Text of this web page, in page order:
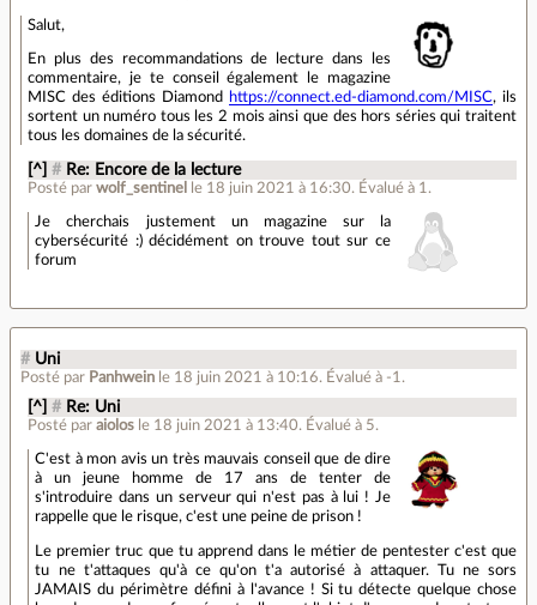
Salut,
En plus des recommandations de lecture dans les
commentaire, je te conseil également le magazine
MISC des éditions Diamond
https://connect.ed-diamond.com/MISC, ils
sortent un numéro tous les 2 mois ainsi que des hors séries qui traitent
tous les domaines de la sécurité.
[^] # Re: Encore de la lecture
Posté parwolf_sentinel le 18 juin 2021 à 16:30. Évalué à 1 .
Je cherchais justement un magazine sur la
cybersécurité :) décidément on trouve tout sur ce
forum
# Uni
Posté par Panhwein le 18 juin 2021 à 10:16. Évalué à -1 .
[^] # Re: Uni
Posté paraiolos le 18 juin 2021 à 13:40. Évalué à 5.
C'est à mon avis un très mauvais conseil que de dire
à un jeune homme de 17 ans de tenter de
s'introduire dans un serveur qui n'est pas à lui ! Je
rappelle que le risque, c'est une peine de prison !
Le premier truc que tu apprend dans le métier de pentester c'est que
tu ne t'attaques qu'à ce qu'on t'a autorisé à attaquer. Tu ne sors
JAMAIS du périmètre défini à l'avance ! Si tu détecte quelque chose